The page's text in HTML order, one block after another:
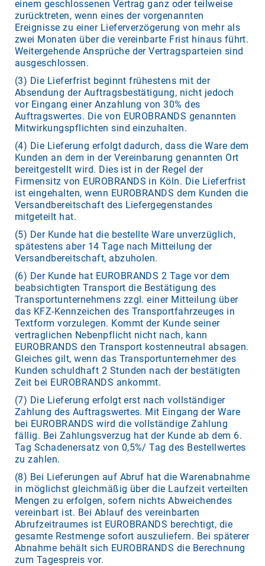
einem geschlossenen Vertrag ganz oder teilweise
zurücktreten, wenn eines der vorgenannten
Ereignisse zu einer Lieferverzögerung von mehr als
zwei Monaten über die vereinbarte Frist hinaus führt.
Weitergehende Ansprüche der Vertragsparteien sind
ausgeschlossen.
(3) Die Lieferfrist beginnt frühestens mit der
Absendung der Auftragsbestätigung, nicht jedoch
vor Eingang einer Anzahlung von 30% des
Auftragswertes. Die von EUROBRANDS genannten
Mitwirkungspflichten sind einzuhalten.
(4) Die Lieferung erfolgt dadurch, dass die Ware dem
Kunden an dem in der Vereinbarung genannten Ort
bereitgestellt wird. Dies ist in der Regel der
Firmensitz von EUROBRANDS in Köln. Die Lieferfrist
ist eingehalten, wenn EUROBRANDS dem Kunden die
Versandbereitschaft des Liefergegenstandes
mitgeteilt hat.
(5) Der Kunde hat die bestellte Ware unverzüglich,
spätestens aber 14 Tage nach Mitteilung der
Versandbereitschaft, abzuholen.
(6) Der Kunde hat EUROBRANDS 2 Tage vor dem
beabsichtigten Transport die Bestätigung des
Transportunternehmens zzgl. einer Mitteilung über
das KFZ-Kennzeichen des Transportfahrzeuges in
Textform vorzulegen. Kommt der Kunde seiner
vertraglichen Nebenpflicht nicht nach, kann
EUROBRANDS den Transport kostenneutral absagen.
Gleiches gilt, wenn das Transportunternehmer des
Kunden schuldhaft 2 Stunden nach der bestätigten
Zeit bei EUROBRANDS ankommt.
(7) Die Lieferung erfolgt erst nach vollständiger
Zahlung des Auftragswertes. Mit Eingang der Ware
bei EUROBRANDS wird die vollständige Zahlung
fällig. Bei Zahlungsverzug hat der Kunde ab dem 6.
Tag Schadenersatz von 0,5%/ Tag des Bestellwertes
zu zahlen.
(8) Bei Lieferungen auf Abruf hat die Warenabnahme
in möglichst gleichmäßig über die Laufzeit verteilten
Mengen zu erfolgen, sofern nichts Abweichendes
vereinbart ist. Bei Ablauf des vereinbarten
Abrufzeitraumes ist EUROBRANDS berechtigt, die
gesamte Restmenge sofort auszuliefern. Bei späterer
Abnahme behält sich EUROBRANDS die Berechnung
zum Tagespreis vor.